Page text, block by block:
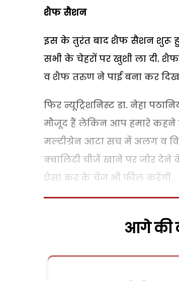
शैफ सैशन
इस के तुरंत बाद शैफ सैशन शुरू
सभी के चेहरों पर खुशी ला दी.
व शैफ तरुण ने पाई बना कर
फिर न्यूट्रिशनिस्ट डा. नेहा
मौजूद हैं लेकिन आप हमारे कहने
मल्टीग्रेन आटा सच में अलग व
क्वालिटी चीजें खाने पर जोर देने
ऐसा कर के चेंज भी फील करेंगी.
आगे की